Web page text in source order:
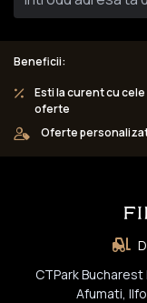
Beneficii:
Esti la curent cu cele
oferte
Oferte
CTPark Bucharest
Afumati,